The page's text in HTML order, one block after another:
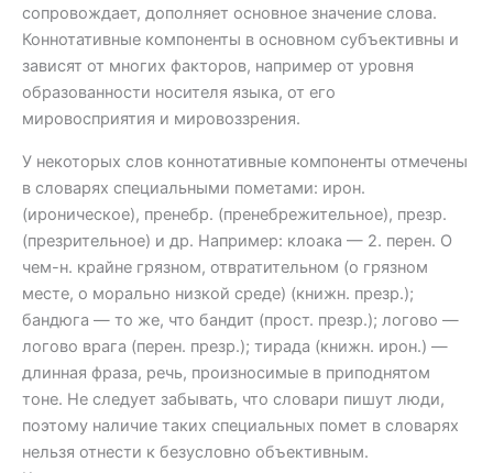
сопровождает, дополняет основное значение слова.
Коннотативные компоненты в основном субъективны и
зависят от многих факторов, например от уровня
образованности носителя языка, от его
мировосприятия и мировоззрения.
У некоторых слов коннотативные компоненты отмечены
в словарях специальными пометами: ирон.
(ироническое), пренебр. (пренебрежительное), презр.
(презрительное) и др. Например: клоака — 2. перен. О
чем-н. крайне грязном, отвратительном (о грязном
месте, о морально низкой среде) (книжн. презр.);
бандюга — то же, что бандит (прост. презр.); логово —
логово врага (перен. презр.); тирада (книжн. ирон.) —
длинная фраза, речь, произносимые в приподнятом
тоне. Не следует забывать, что словари пишут люди,
поэтому наличие таких специальных помет в словарях
нельзя отнести к безусловно объективным.